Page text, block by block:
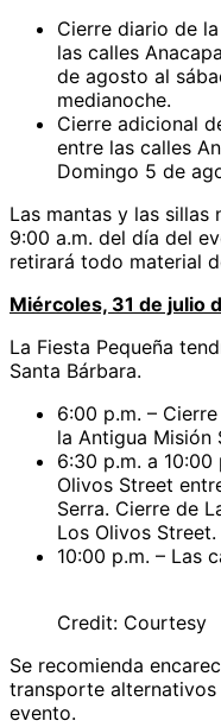
Cierre diario de
las calles
de agosto al
medianoche.
Cierre adicional
entre las calles
Domingo 5 de
Las mantas y las
9:00 a.m. del día del
retirará todo material
Miércoles, 31 de julio
La Fiesta Pequeña
Santa Bárbara.
6:00 p.m. –
la Antigua Misión
6:30 p.m. a
Olivos Street
Serra. Cierre de
Los Olivos Street.
10:00 p.m. – Las
Credit: Courtesy
Se recomienda
transporte
evento.